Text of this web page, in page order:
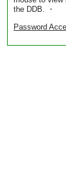
the DDB. ・
Password